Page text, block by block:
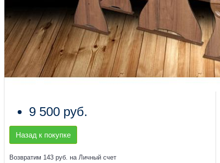
9 500 руб.
Назад к покупке
Возвратим 143 руб. на Личный счет